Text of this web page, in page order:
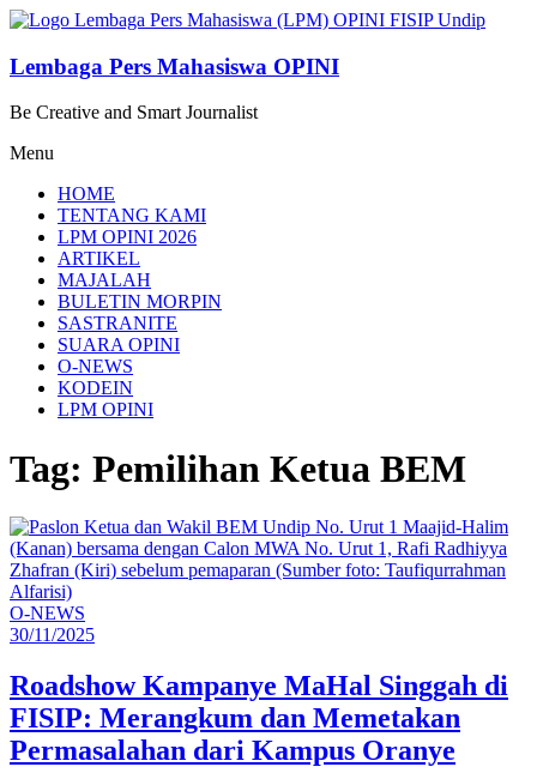
Lompat
konten
Lembaga Pers Mahasiswa OPINI
Be Creative and Smart Journalist
Menu
HOME
TENTANG KAMI
LPM OPINI 2026
ARTIKEL
MAJALAH
BULETIN MORPIN
SASTRANITE
SUARA OPINI
O-NEWS
KODEIN
LPM OPINI
Tag: Pemilihan Ketua BEM
O-NEWS
30/11/2025
Roadshow Kampanye MaHal Singgah di
FISIP: Merangkum dan Memetakan
Permasalahan dari Kampus Oranye